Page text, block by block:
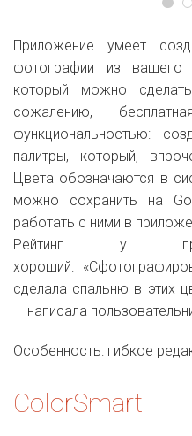
Приложение умеет
фотографии из вашего
который можно
сожалению,
функциональностью:
палитры, который,
Цвета обозначаются в
можно сохранить на
работать с ними в
Рейтинг у
хороший:
сделала спальню в этих
— написала
Особенность: гибкое
ColorSmart